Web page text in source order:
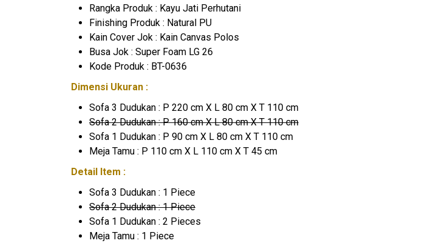
Rangka Produk : Kayu Jati Perhutani
Finishing Produk : Natural PU
Kain Cover Jok : Kain Canvas Polos
Busa Jok : Super Foam LG 26
Kode Produk : BT-0636
Dimensi Ukuran :
Sofa 3 Dudukan : P 220 cm X L 80 cm X T 110 cm
Sofa 2 Dudukan : P 160 cm X L 80 cm X T 110 cm
Sofa 1 Dudukan : P 90 cm X L 80 cm X T 110 cm
Meja Tamu : P 110 cm X L 110 cm X T 45 cm
Detail Item :
Sofa 3 Dudukan : 1 Piece
Sofa 2 Dudukan : 1 Piece
Sofa 1 Dudukan : 2 Pieces
Meja Tamu : 1 Piece